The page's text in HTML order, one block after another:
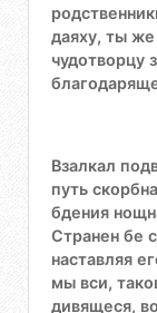
даяху, ты
чудотворцу
Взалкал
путь
бдения
Странен бе
наставляя
мы вси,
дивящеся,